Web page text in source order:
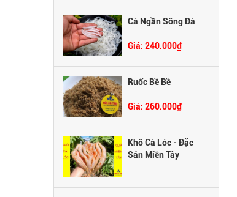
Cá Ngần Sông Đà
Giá: 240.000₫
Ruốc Bề Bề
Giá: 260.000₫
Khô Cá Lóc - Đặc
Sản Miền Tây